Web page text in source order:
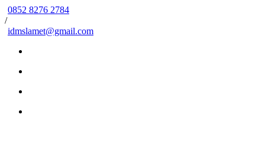
0852 8276 2784
/
idmslamet@gmail.com